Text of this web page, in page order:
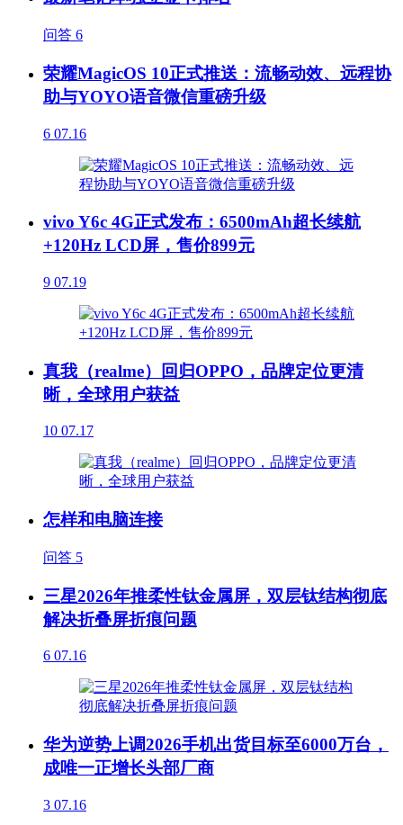
问答 6
荣耀MagicOS 10正式推送：流畅动效、远程协
助与YOYO语音微信重磅升级
6 07.16
vivo Y6c 4G正式发布：6500mAh超长续航
+120Hz LCD屏，售价899元
9 07.19
真我（realme）回归OPPO，品牌定位更清
晰，全球用户获益
10 07.17
怎样和电脑连接
问答 5
三星2026年推柔性钛金属屏，双层钛结构彻底
解决折叠屏折痕问题
6 07.16
华为逆势上调2026手机出货目标至6000万台，
成唯一正增长头部厂商
3 07.16